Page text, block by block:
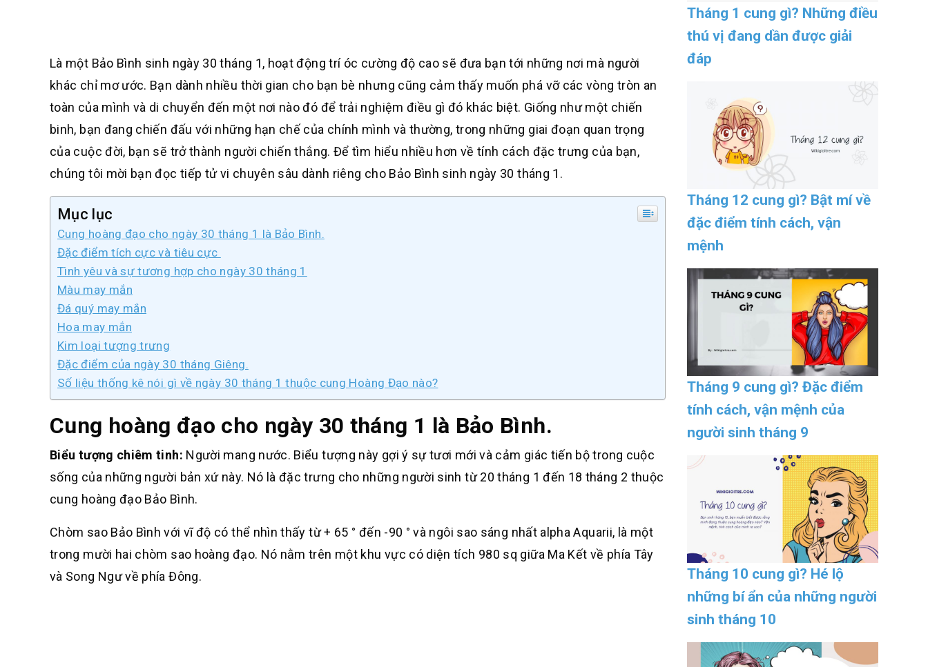
Là một Bảo Bình sinh ngày 30 tháng 1, hoạt động trí óc cường độ cao sẽ đưa bạn tới những nơi mà người
khác chỉ mơ ước. Bạn dành nhiều thời gian cho bạn bè nhưng cũng cảm thấy muốn phá vỡ các vòng tròn an
toàn của mình và di chuyển đến một nơi nào đó để trải nghiệm điều gì đó khác biệt. Giống như một chiến
binh, bạn đang chiến đấu với những hạn chế của chính mình và thường, trong những giai đoạn quan trọng
của cuộc đời, bạn sẽ trở thành người chiến thắng. Để tìm hiểu nhiều hơn về tính cách đặc trưng của bạn,
chúng tôi mời bạn đọc tiếp tử vi chuyên sâu dành riêng cho Bảo Bình sinh ngày 30 tháng 1.
Mục lục
Cung hoàng đạo cho ngày 30 tháng 1 là Bảo Bình.
Đặc điểm tích cực và tiêu cực
Tình yêu và sự tương hợp cho ngày 30 tháng 1
Màu may mắn
Đá quý may mắn
Hoa may mắn
Kim loại tượng trưng
Đặc điểm của ngày 30 tháng Giêng.
Số liệu thống kê nói gì về ngày 30 tháng 1 thuộc cung Hoàng Đạo nào?
Cung hoàng đạo cho ngày 30 tháng 1 là Bảo Bình.
Biểu tượng chiêm tinh: Người mang nước. Biểu tượng này gợi ý sự tươi mới và cảm giác tiến bộ trong cuộc
sống của những người bản xứ này. Nó là đặc trưng cho những người sinh từ 20 tháng 1 đến 18 tháng 2 thuộc
cung hoàng đạo Bảo Bình.
Chòm sao Bảo Bình với vĩ độ có thể nhìn thấy từ + 65 ° đến -90 ° và ngôi sao sáng nhất alpha Aquarii, là một
trong mười hai chòm sao hoàng đạo. Nó nằm trên một khu vực có diện tích 980 sq giữa Ma Kết về phía Tây
và Song Ngư về phía Đông.
Tháng 1 cung gì? Những điều
thú vị đang dần được giải
đáp
Tháng 12 cung gì? Bật mí về
đặc điểm tính cách, vận
mệnh
Tháng 9 cung gì? Đặc điểm
tính cách, vận mệnh của
người sinh tháng 9
Tháng 10 cung gì? Hé lộ
những bí ẩn của những người
sinh tháng 10